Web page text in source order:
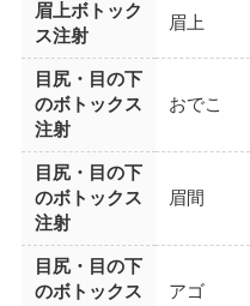
眉上ボトック
ス注射
眉上
目尻・目の下
のボトックス
注射
おでこ
目尻・目の下
のボトックス
注射
眉間
目尻・目の下
のボトックス
アゴ